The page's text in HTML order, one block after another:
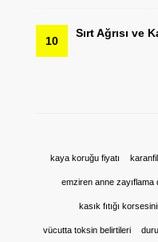
10
Sırt Ağrısı ve
kaya koruğu fiyatı
emziren anne zayıflama
kasık fıtığı
vücutta toksin belirtileri